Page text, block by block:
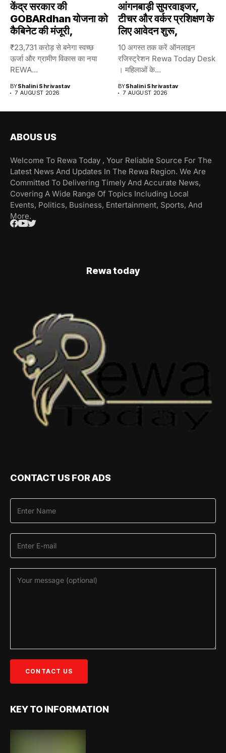
केंद्र सरकार की
GOBARdhan योजना को
कैबिनेट की मंजूरी,
₹23,731 करोड़ से बनेगा स्वच्छ
ऊर्जा और ग्रामीण विकास का नया
REWA...
BYShalini Shrivastav
7 AUGUST 2026
आंगनबाड़ी सुपरवाइजर,
टीचर और वर्कर प्रशिक्षण के
लिए आवेदन शुरू,
10 अगस्त तक करें ऑनलाइन
रजिस्ट्रेशन Rewa Today Desk
। महिलाओं के...
BYShalini Shrivastav
7 AUGUST 2026
ABOUS US
Welcome To Rewa Today , Your Reliable Source For The
Latest News And Updates In The Rewa Region. We Are
Committed To Delivering Timely And Accurate News,
Covering A Wide Range Of Topics Including Local
Events, Politics, Business, Entertainment, Sports, And
More.
Rewa today
CONTACT US FOR ADS
KEY TO INFORMATION